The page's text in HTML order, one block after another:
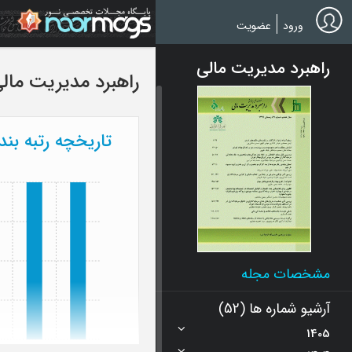
Skip
to
main
ورود عضویت
راهبرد مدیریت مالی
مشخصات مجله
آرشیو شماره ها (52)
1405
راهبرد مدیریت
تاریخچه رتبه